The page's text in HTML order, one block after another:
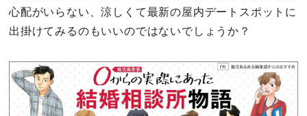
心配がいらない、涼しくて最新の屋内デートスポットに
出掛けてみるのもいいのではないでしょうか？